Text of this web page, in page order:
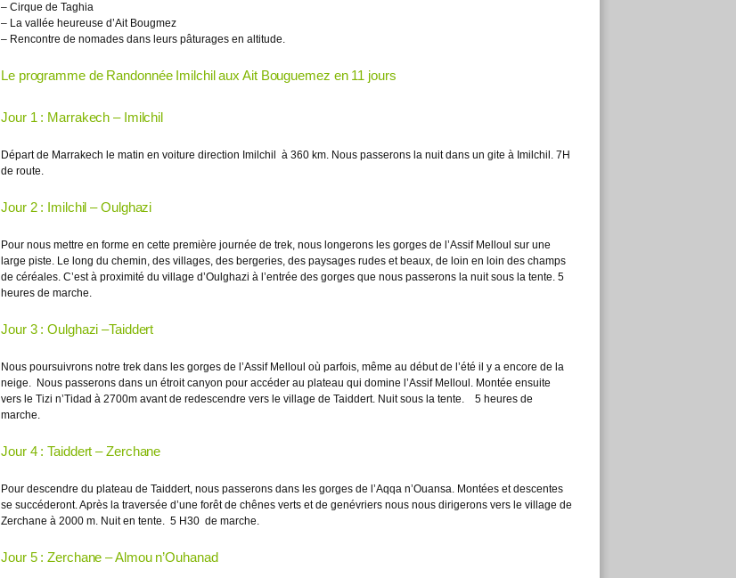
– Cirque de Taghia
– La vallée heureuse d’Ait Bougmez
– Rencontre de nomades dans leurs pâturages en altitude.
Le programme de Randonnée Imilchil aux Ait Bouguemez en 11 jours
Jour 1 : Marrakech – Imilchil
Départ de Marrakech le matin en voiture direction Imilchil à 360 km. Nous passerons la nuit dans un gite à Imilchil. 7H
de route.
Jour 2 : Imilchil – Oulghazi
Pour nous mettre en forme en cette première journée de trek, nous longerons les gorges de l’Assif Melloul sur une
large piste. Le long du chemin, des villages, des bergeries, des paysages rudes et beaux, de loin en loin des champs
de céréales. C’est à proximité du village d’Oulghazi à l’entrée des gorges que nous passerons la nuit sous la tente. 5
heures de marche.
Jour 3 : Oulghazi –Taiddert
Nous poursuivrons notre trek dans les gorges de l’Assif Melloul où parfois, même au début de l’été il y a encore de la
neige. Nous passerons dans un étroit canyon pour accéder au plateau qui domine l’Assif Melloul. Montée ensuite
vers le Tizi n’Tidad à 2700m avant de redescendre vers le village de Taiddert. Nuit sous la tente.
5 heures de
marche.
Jour 4 : Taiddert – Zerchane
Pour descendre du plateau de Taiddert, nous passerons dans les gorges de l’Aqqa n’Ouansa. Montées et descentes
se succéderont. Après la traversée d’une forêt de chênes verts et de genévriers nous nous dirigerons vers le village de
Zerchane à 2000 m. Nuit en tente. 5 H30 de marche.
Jour 5 : Zerchane – Almou n’Ouhanad